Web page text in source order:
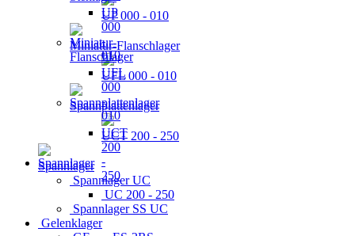
UP 000 - 010
Miniatur-Flanschlager
UFL 000 - 010
Spannplattenlager
UCT 200 - 250
Spannlager
Spannlager UC
UC 200 - 250
Spannlager SS UC
Gelenklager